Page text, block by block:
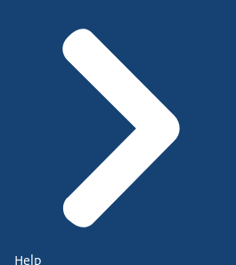
Help